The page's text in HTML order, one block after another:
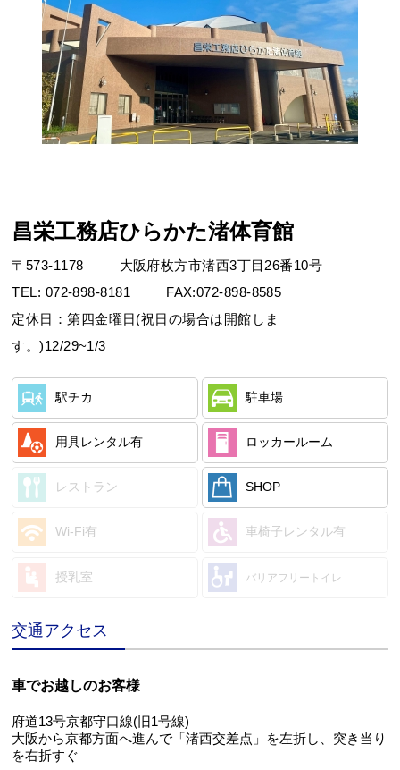
枚方市施設予約システム
Webアクセシビリティについて
文字サイズ
昌栄工務店ひらかた渚体育館
〒 573-1178
大阪府枚方市渚西3丁目26番10号
TEL: 072-898-8181 FAX:072-898-8585
定休日：第四金曜日(祝日の場合は開館しま
す。)12/29~1/3
駅チカ 駐車場
用具レンタル有 ロッカールーム
レストラン SHOP
Wi-Fi有 車椅子レンタル有
授乳室 バリアフリートイレ
交通アクセス
車でお越しのお客様
府道13号京都守口線(旧1号線)
大阪から京都方面へ進んで「渚西交差点」を左折し、突き当り
を右折すぐ